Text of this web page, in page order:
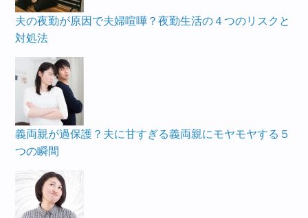
夫の夜勤が原因で夫婦喧嘩？夜勤生活の４つのリスクと
対処法
義両親が過保護？夫に甘すぎる義両親にモヤモヤする５
つの瞬間